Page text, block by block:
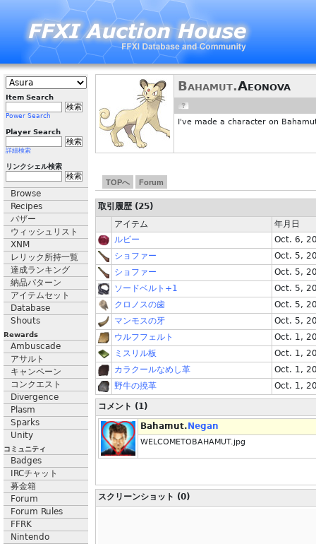
Item Search
Power Search
Player Search
詳細検索
リンクシェル検索
Browse
Recipes
バザー
ウィッシュリスト
XNM
レリック所持一覧
達成ランキング
納品パターン
アイテムセット
Database
Shouts
Rewards
Ambuscade
アサルト
キャンペーン
コンクエスト
Divergence
Plasm
Sparks
Unity
コミュニティ
Badges
IRCチャット
募金箱
Forum
Forum Rules
FFRK
Nintendo
Bahamut.Aeonova
I've made a character on
TOPへ Forum
取引履歴 (25)
アイテム
年月日
ルビー
Oct. 6,
ショファー
Oct. 5,
ショファー
Oct. 5,
ソードベルト+1
Oct. 5,
クロノスの歯
Oct. 5,
マンモスの牙
Oct. 5,
ウルフフェルト
Oct. 1,
ミスリル板
Oct. 1,
カラクールなめし革
Oct. 1,
野牛の撓革
Oct. 1,
コメント (1)
Bahamut. Negan
WELCOMETOBAHAMUT.jpg
スクリーンショット (0)